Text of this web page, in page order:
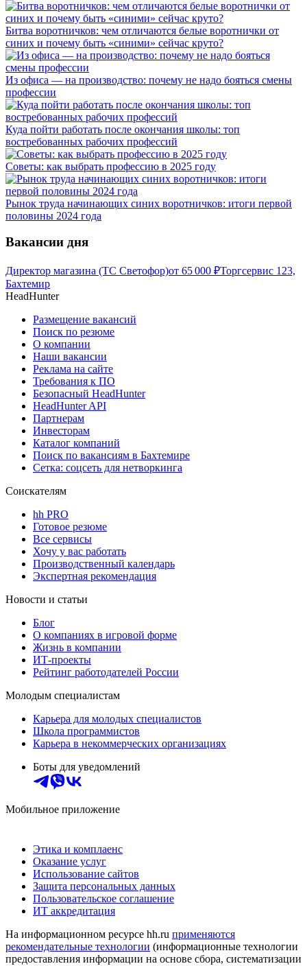
Битва воротничков: чем отличаются белые воротнички от
синих и почему быть «синими» сейчас круто?
Из офиса — на производство: почему не надо бояться смены
профессии
Куда пойти работать после окончания школы: топ
востребованных рабочих профессий
Советы: как выбрать профессию в 2025 году
Рынок труда начинающих синих воротничков: итоги первой
половины 2024 года
Вакансии дня
Директор магазина (ТС Светофор)от 65 000 ₽Торгсервис 123,
Бахтемир
HeadHunter
Размещение вакансий
Поиск по резюме
О компании
Наши вакансии
Реклама на сайте
Требования к ПО
Безопасный HeadHunter
HeadHunter API
Партнерам
Инвесторам
Каталог компаний
Поиск по вакансиям в Бахтемире
Сетка: соцсеть для нетворкинга
Соискателям
hh PRO
Готовое резюме
Все сервисы
Хочу у вас работать
Производственный календарь
Экспертная рекомендация
Новости и статьи
Блог
О компаниях в игровой форме
Жизнь в компании
ИТ-проекты
Рейтинг работодателей России
Молодым специалистам
Карьера для молодых специалистов
Школа программистов
Карьера в некоммерческих организациях
Боты для уведомлений
Мобильное приложение
Этика и комплаенс
Оказание услуг
Использование сайтов
Защита персональных данных
Пользовательское соглашение
ИТ аккредитация
На информационном ресурсе hh.ru применяются
рекомендательные технологии (информационные технологии
предоставления информации на основе сбора, систематизации